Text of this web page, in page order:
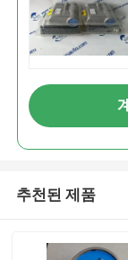
추천된 제품